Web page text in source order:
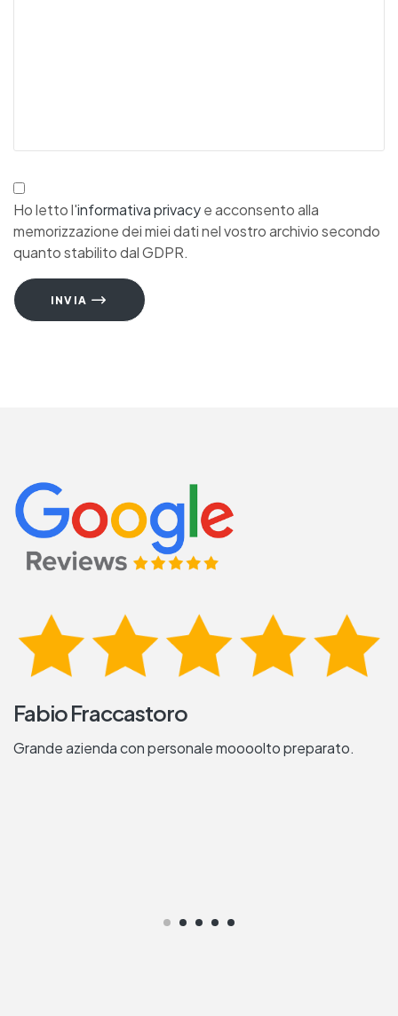
Ho letto l'informativa privacye acconsento alla
memorizzazione dei miei dati nel vostro archivio secondo
quanto stabilito dal GDPR.
INVIA
Fabio Fraccastoro
Grande azienda con personale moooolto preparato.